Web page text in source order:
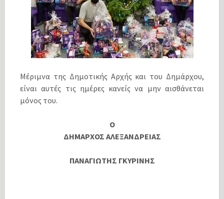
Μέριμνα της Δημοτικής Αρχής και του Δημάρχου,
είναι αυτές τις ημέρες κανείς να μην αισθάνεται
μόνος του.
Ο
ΔΗΜΑΡΧΟΣ ΑΛΕΞΑΝΔΡΕΙΑΣ
ΠΑΝΑΓΙΩΤΗΣ ΓΚΥΡΙΝΗΣ